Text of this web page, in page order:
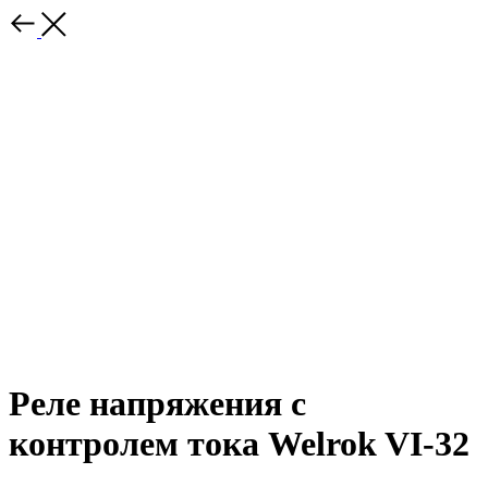
Реле напряжения с
контролем тока Welrok VI-32